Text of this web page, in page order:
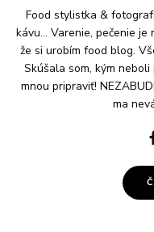
Food stylistka &
kávu... Varenie, pečenie
že si urobím food blog.
Skúšala som, kým
mnou pripraviť!
ma